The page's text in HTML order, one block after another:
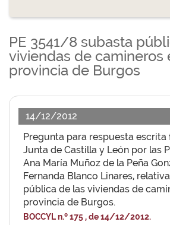
PE 3541/8 subasta
viviendas de camineros
provincia de Burgos
14/12/2012
Pregunta para respuesta
Junta de Castilla y León por las
Ana María Muñoz de la Peña
Fernanda Blanco Linares,
pública de las viviendas de
provincia de Burgos.
BOCCYL n.º 175 , de 14/12/2012.